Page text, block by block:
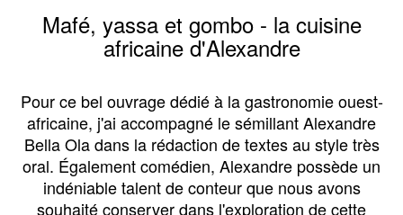
Mafé, yassa et gombo - la cuisine
africaine d'Alexandre
Pour ce bel ouvrage dédié à la gastronomie ouest-
africaine, j'ai accompagné le sémillant Alexandre
Bella Ola dans la rédaction de textes au style très
oral. Également comédien, Alexandre possède un
indéniable talent de conteur que nous avons
souhaité conserver dans l'exploration de cette